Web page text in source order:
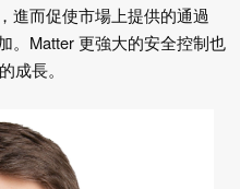
進而促使市場上提供的通過
。 Matter更強大的安全控制也
成長。